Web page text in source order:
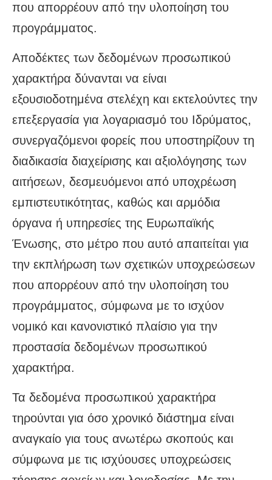
που απορρέουν από την υλοποίηση του
προγράμματος.
Αποδέκτες των δεδομένων προσωπικού
χαρακτήρα δύνανται να είναι
εξουσιοδοτημένα στελέχη και εκτελούντες την
επεξεργασία για λογαριασμό του Ιδρύματος,
συνεργαζόμενοι φορείς που υποστηρίζουν τη
διαδικασία διαχείρισης και αξιολόγησης των
αιτήσεων, δεσμευόμενοι από υποχρέωση
εμπιστευτικότητας, καθώς και αρμόδια
όργανα ή υπηρεσίες της Ευρωπαϊκής
Ένωσης, στο μέτρο που αυτό απαιτείται για
την εκπλήρωση των σχετικών υποχρεώσεων
που απορρέουν από την υλοποίηση του
προγράμματος, σύμφωνα με το ισχύον
νομικό και κανονιστικό πλαίσιο για την
προστασία δεδομένων προσωπικού
χαρακτήρα.
Τα δεδομένα προσωπικού χαρακτήρα
τηρούνται για όσο χρονικό διάστημα είναι
αναγκαίο για τους ανωτέρω σκοπούς και
σύμφωνα με τις ισχύουσες υποχρεώσεις